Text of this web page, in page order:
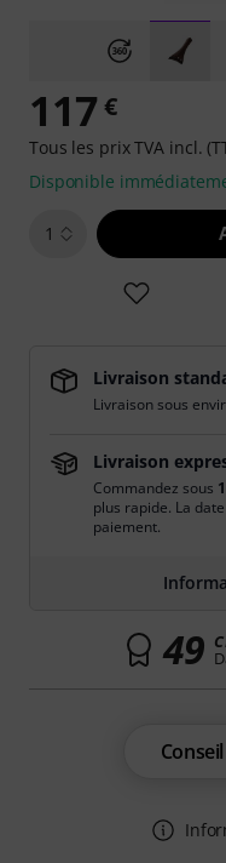
117 €
Tous les prix TVA incl.
Disponible
1
Livraison
Livraison sous
Livraison
Commandez sous
plus rapide. La
paiement.
49
Conseil